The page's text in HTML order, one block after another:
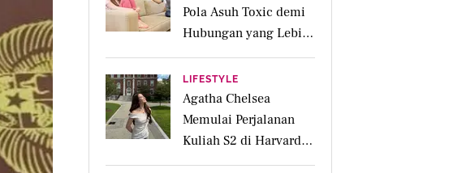
Pola Asuh Toxic demi
Hubungan yang Lebih
Sehat dengan Anak
LIFESTYLE
Agatha Chelsea
Memulai Perjalanan
Kuliah S2 di Harvard
University